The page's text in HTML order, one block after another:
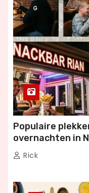
G
Populaire
overnachten in
Rick